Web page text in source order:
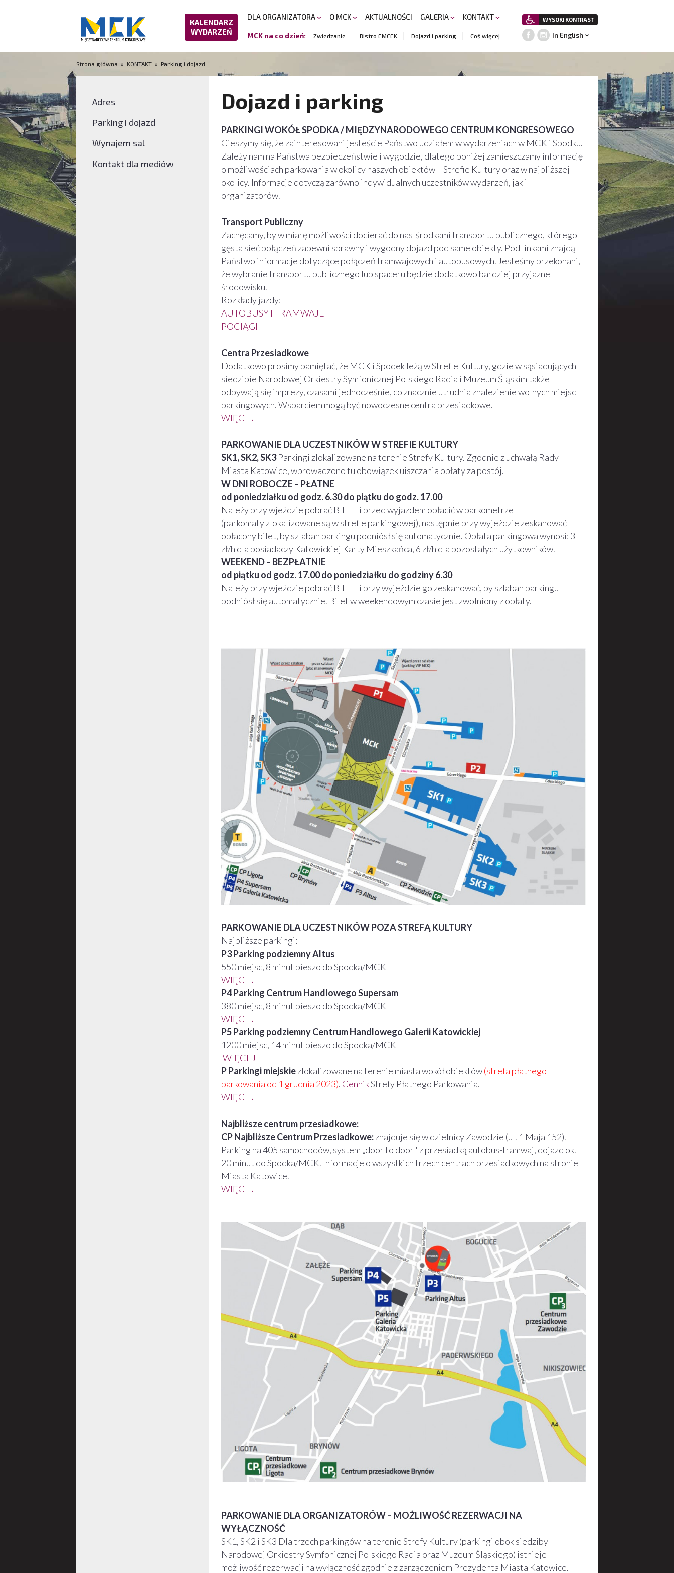
KALENDARZ
WYDARZEŃ
DLA ORGANIZATORA O MCK AKTUALNOŚCI GALERIA KONTAKT
MCK na co dzień: Zwiedzanie Bistro EMCEK Dojazd i parking Coś więcej
WYSOKI KONTRAST
In English
Strona główna » KONTAKT » Parking i dojazd
Adres
Parking i dojazd
Wynajem sal
Kontakt dla mediów
Dojazd i parking
PARKINGI WOKÓŁ SPODKA / MIĘDZYNARODOWEGO CENTRUM KONGRESOWEGO
Cieszymy się, że zainteresowani jesteście Państwo udziałem w wydarzeniach w MCK i Spodku.
Zależy nam na Państwa bezpieczeństwie i wygodzie, dlatego poniżej zamieszczamy informację
o możliwościach parkowania w okolicy naszych obiektów – Strefie Kultury oraz w najbliższej
okolicy. Informacje dotyczą zarówno indywidualnych uczestników wydarzeń, jak i
organizatorów.
Transport Publiczny
Zachęcamy, by w miarę możliwości docierać do nas środkami transportu publicznego, którego
gęsta sieć połączeń zapewni sprawny i wygodny dojazd pod same obiekty. Pod linkami znajdą
Państwo informacje dotyczące połączeń tramwajowych i autobusowych. Jesteśmy przekonani,
że wybranie transportu publicznego lub spaceru będzie dodatkowo bardziej przyjazne
środowisku.
Rozkłady jazdy:
AUTOBUSY I TRAMWAJE
POCIĄGI
Centra Przesiadkowe
Dodatkowo prosimy pamiętać, że MCK i Spodek leżą w Strefie Kultury, gdzie w sąsiadujących
siedzibie Narodowej Orkiestry Symfonicznej Polskiego Radia i Muzeum Śląskim także
odbywają się imprezy, czasami jednocześnie, co znacznie utrudnia znalezienie wolnych miejsc
parkingowych. Wsparciem mogą być nowoczesne centra przesiadkowe.
WIĘCEJ
PARKOWANIE DLA UCZESTNIKÓW W STREFIE KULTURY
SK1, SK2, SK3Parkingi zlokalizowane na terenie Strefy Kultury. Zgodnie z uchwałą Rady
Miasta Katowice, wprowadzono tu obowiązek uiszczania opłaty za postój.
W DNI ROBOCZE – PŁATNE
od poniedziałku od godz. 6.30 do piątku do godz. 17.00
Należy przy wjeździe pobrać BILET i przed wyjazdem opłacić w parkometrze
(parkomaty zlokalizowane są w strefie parkingowej), następnie przy wyjeździe zeskanować
opłacony bilet, by szlaban parkingu podniósł się automatycznie. Opłata parkingowa wynosi: 3
zł/h dla posiadaczy Katowickiej Karty Mieszkańca, 6 zł/h dla pozostałych użytkowników.
WEEKEND – BEZPŁATNIE
od piątku od godz. 17.00 do poniedziałku do godziny 6.30
Należy przy wjeździe pobrać BILET i przy wyjeździe go zeskanować, by szlaban parkingu
podniósł się automatycznie. Bilet w weekendowym czasie jest zwolniony z opłaty.
PARKOWANIE DLA UCZESTNIKÓW POZA STREFĄ KULTURY
Najbliższe parkingi:
P3 Parking podziemny Altus
550 miejsc, 8 minut pieszo do Spodka/MCK
WIĘCEJ
P4 Parking Centrum Handlowego Supersam
380 miejsc, 8 minut pieszo do Spodka/MCK
WIĘCEJ
P5 Parking podziemny Centrum Handlowego Galerii Katowickiej
1200 miejsc, 14 minut pieszo do Spodka/MCK
WIĘCEJ
P Parkingi miejskiezlokalizowane na terenie miasta wokół obiektów(strefa płatnego
parkowania od 1 grudnia 2023). CennikStrefy Płatnego Parkowania.
WIĘCEJ
Najbliższe centrum przesiadkowe:
CP Najbliższe Centrum Przesiadkowe:znajduje się w dzielnicy Zawodzie (ul. 1 Maja 152).
Parking na 405 samochodów, system „door to door" z przesiadką autobus-tramwaj, dojazd ok.
20 minut do Spodka/MCK. Informacje o wszystkich trzech centrach przesiadkowych na stronie
Miasta Katowice.
WIĘCEJ
PARKOWANIE DLA ORGANIZATORÓW – MOŻLIWOŚĆ REZERWACJI NA
WYŁĄCZNOŚĆ
SK1, SK2 i SK3 Dla trzech parkingów na terenie Strefy Kultury (parkingi obok siedziby
Narodowej Orkiestry Symfonicznej Polskiego Radia oraz Muzeum Śląskiego) istnieje
możliwość rezerwacji na wyłączność zgodnie z zarządzeniem Prezydenta Miasta Katowice.